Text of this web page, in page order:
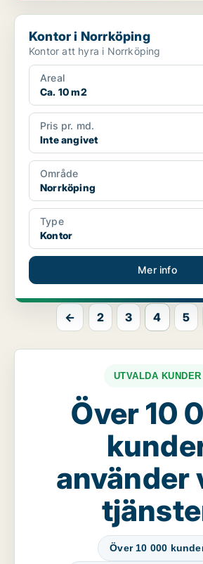
Kontor i Norrköping
Kontor i Norrköping
Kontor att hyra i Norrköping
Areal
Ca. 10 m2
Pris pr. md.
Inte angivet
Område
Norrköping
Type
Kontor
Mer info
← 2 3 4 5
UTVALDA KUNDER
Över 10
använder
Över 10 000